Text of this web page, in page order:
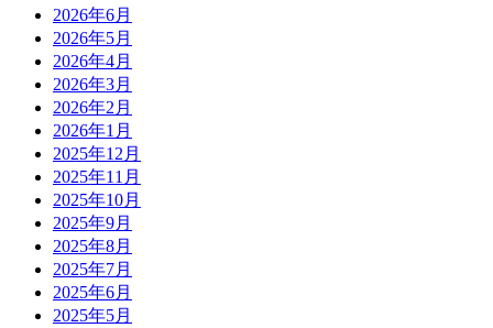
2026年6月
2026年5月
2026年4月
2026年3月
2026年2月
2026年1月
2025年12月
2025年11月
2025年10月
2025年9月
2025年8月
2025年7月
2025年6月
2025年5月